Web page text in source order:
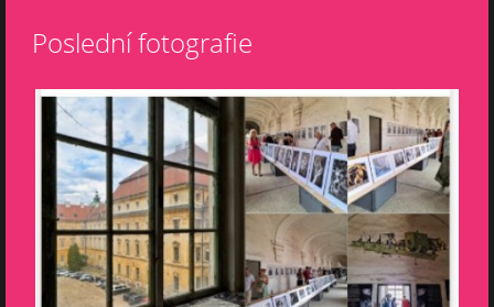
Poslední fotografie